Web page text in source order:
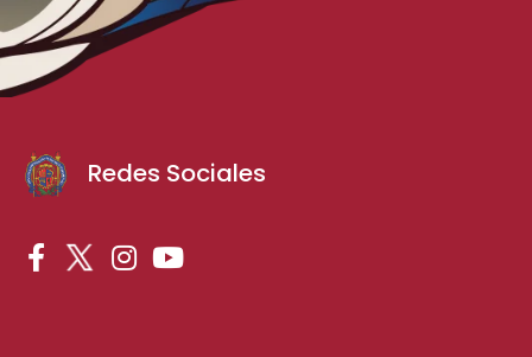
Redes Sociales